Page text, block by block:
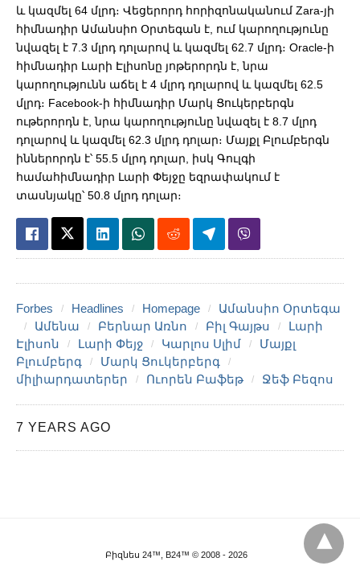
և կազմել 64 մլրդ։ Վեցերորդ հորիզոնականում Zara-յի
հիմնադիր Ամանսիո Օրտեգան է, ում կարողությունը
նվազել է 7.3 մլրդ դոլարով և կազմել 62.7 մլրդ։ Oracle-ի
հիմնադիր Լարի Էլիսոնը յոթերորդն է, նրա
կարողությունն աճել է 4 մլրդ դոլարով և կազմել 62.5
մլրդ։ Facebook-ի հիմնադիր Մարկ Ցուկերբերգն
ութերորդն է, նրա կարողությունը նվազել է 8.7 մլրդ
դոլարով և կազմել 62.3 մլրդ դոլար։ Մայքլ Բլումբերգն
իններորդն է՝ 55.5 մլրդ դոլար, իսկ Գուլգի
համահիմնադիր Լարի Փեյջը եզրափակում է
տասնյակը՝ 50.8 մլրդ դոլար։
Forbes Headlines Homepage
Ամանսիո Օրտեգա
Ամենա
Բերնար Առնո Բիլ Գայթս
Լարի
Էլիսոն
Լարի Փեյջ Կարլոս Սլիմ
Մայքլ
Բլումբերգ
Մարկ Ցուկերբերգ
միլիարդատերեր
Ուորեն Բաֆեթ Ջեֆ Բեզոս
7 YEARS AGO
Բիզնես 24™, B24™ © 2008 - 2026